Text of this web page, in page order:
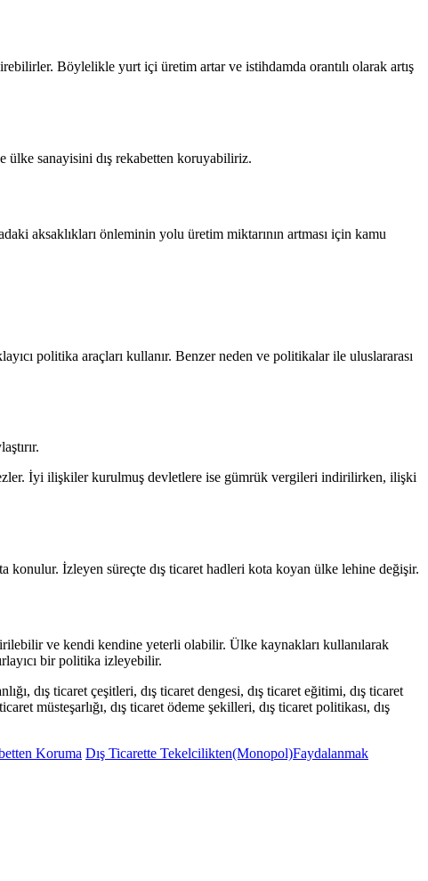
Böylelikle yurt içi üretim artar ve istihdamda orantılı olarak artış
ülke sanayisini dış rekabetten koruyabiliriz.
aksaklıkları önleminin yolu üretim miktarının artması için kamu
politika araçları kullanır. Benzer neden ve politikalar ile uluslararası
İyi ilişkiler kurulmuş devletlere ise gümrük vergileri indirilirken, ilişki
konulur. İzleyen süreçte dış ticaret hadleri kota koyan ülke lehine değişir.
ve kendi kendine yeterli olabilir. Ülke kaynakları kullanılarak
bir politika izleyebilir.
dış ticaret çeşitleri, dış ticaret dengesi, dış ticaret eğitimi, dış ticaret
müsteşarlığı, dış ticaret ödeme şekilleri, dış ticaret politikası, dış
Koruma Dış Ticarette Tekelcilikten(Monopol)Faydalanmak